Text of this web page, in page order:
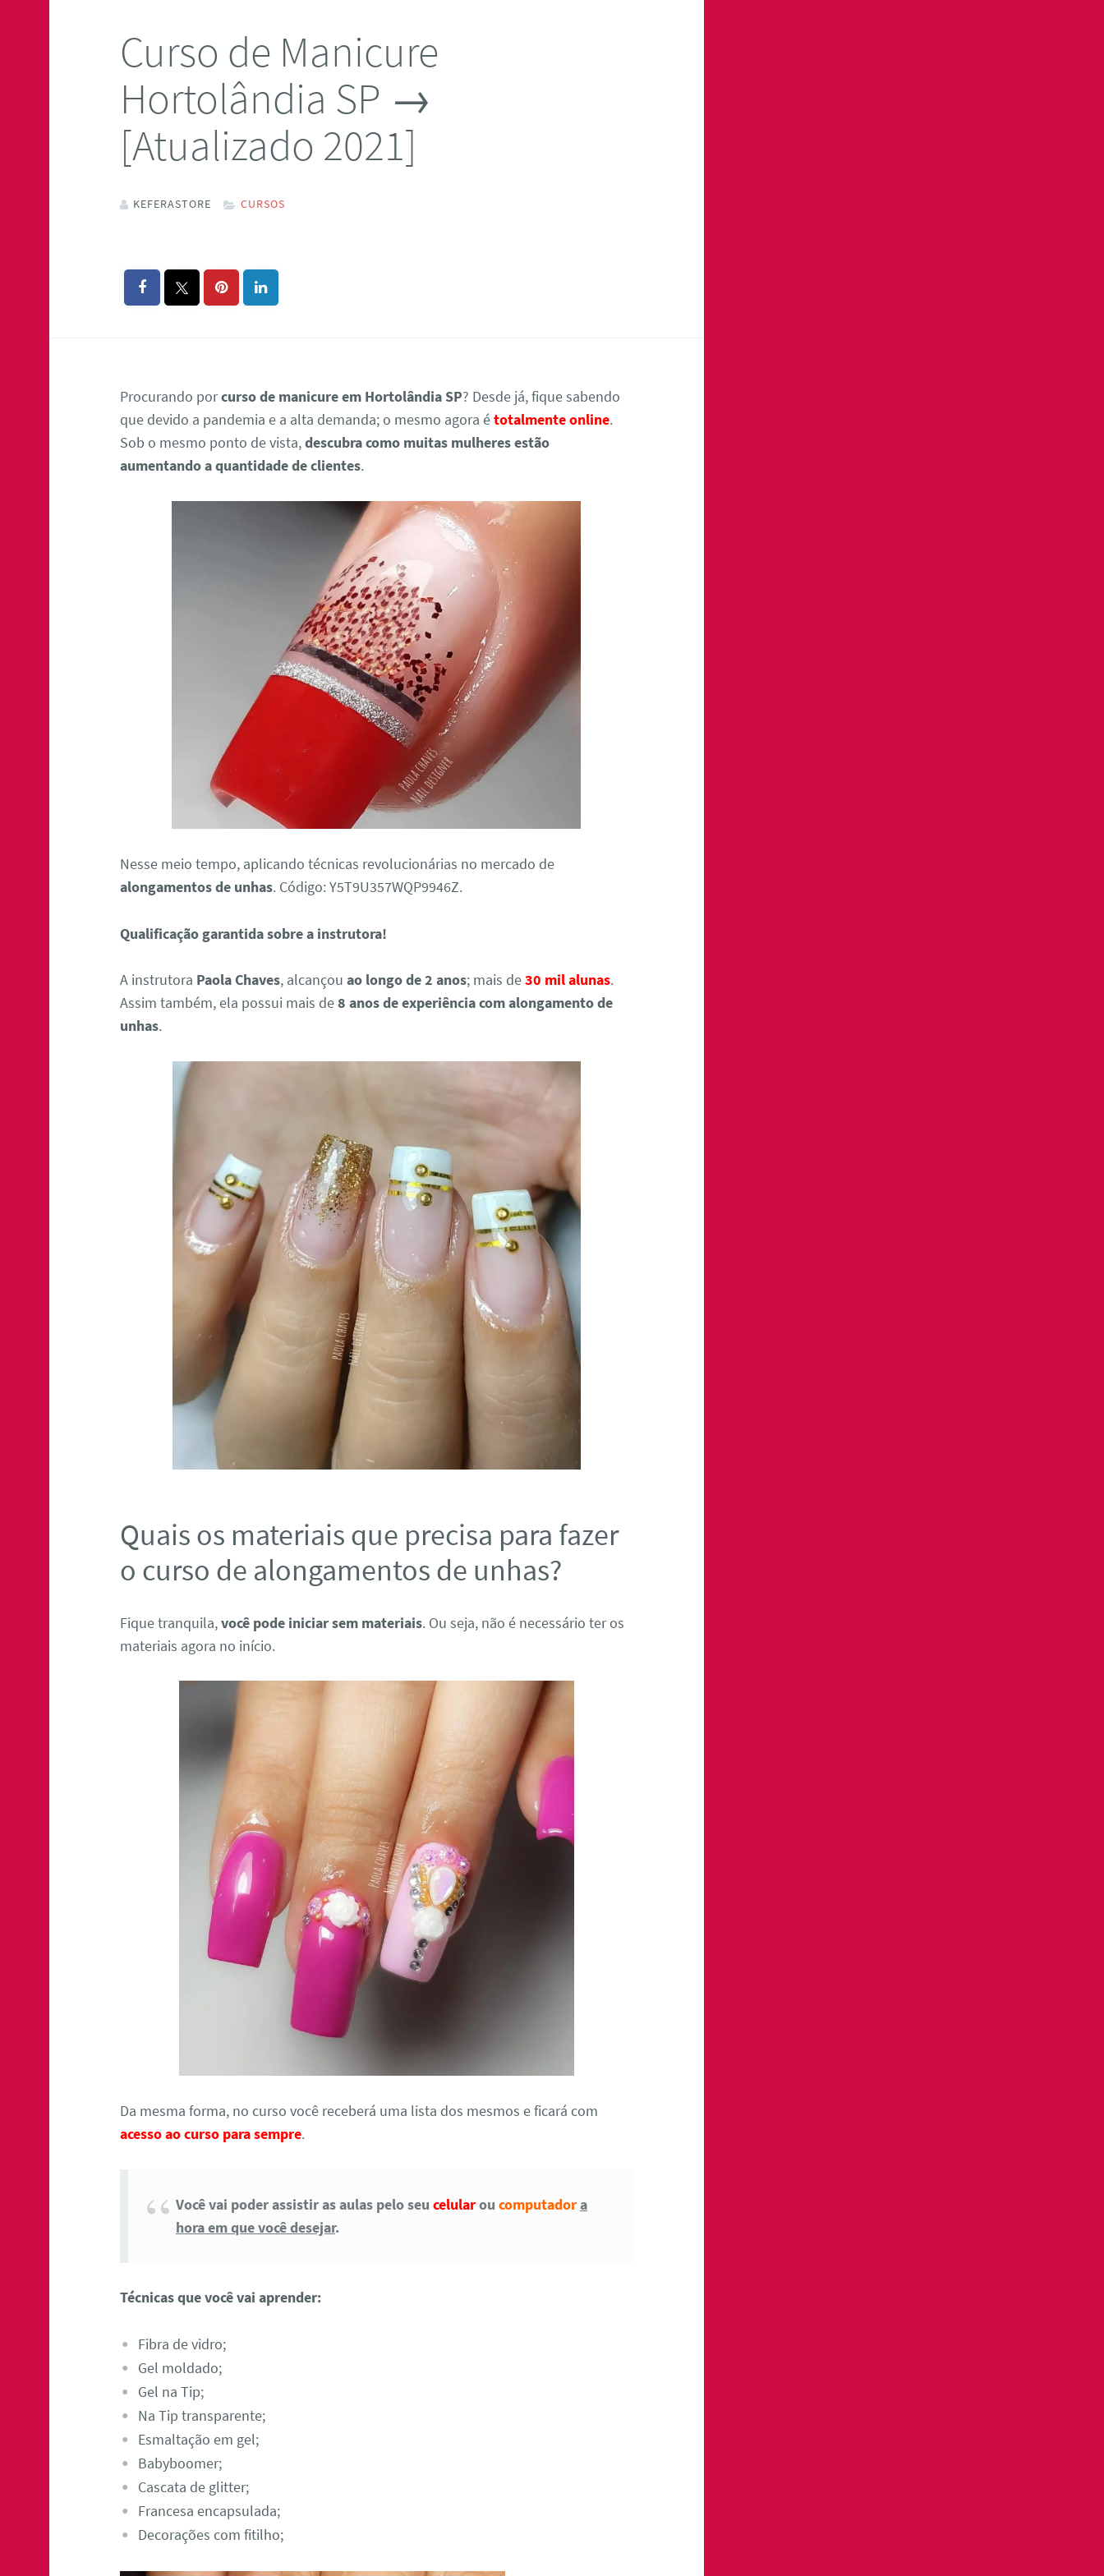
Curso de Manicure
Hortolândia SP →
[Atualizado 2021]
KEFERASTORE CURSOS
Procurando porcurso de manicure em Hortolândia SP? Desde já, fique sabendo
que devido a pandemia e a alta demanda; o mesmo agora étotalmente online.
Sob o mesmo ponto de vista,descubra como muitas mulheres estão
aumentando a quantidade de clientes.
Nesse meio tempo, aplicando técnicas revolucionárias no mercado de
alongamentos de unhas. Código: Y5T9U357WQP9946Z.
Qualificação garantida sobre a instrutora!
A instrutora Paola Chaves, alcançouao longo de 2 anos; mais de30 mil alunas.
Assim também, ela possui mais de8 anos de experiência com alongamento de
unhas.
Quais os materiais que precisa para fazer
o curso de alongamentos de unhas?
Fique tranquila,você pode iniciar sem materiais. Ou seja, não é necessário ter os
materiais agora no início.
Da mesma forma, no curso você receberá uma lista dos mesmos e ficará com
acesso ao curso para sempre.
Você vai poder assistir as aulas pelo seu celularou computadora
hora em que você desejar.
Técnicas que você vai aprender:
Fibra de vidro;
Gel moldado;
Gel na Tip;
Na Tip transparente;
Esmaltação em gel;
Babyboomer;
Cascata de glitter;
Francesa encapsulada;
Decorações com fitilho;